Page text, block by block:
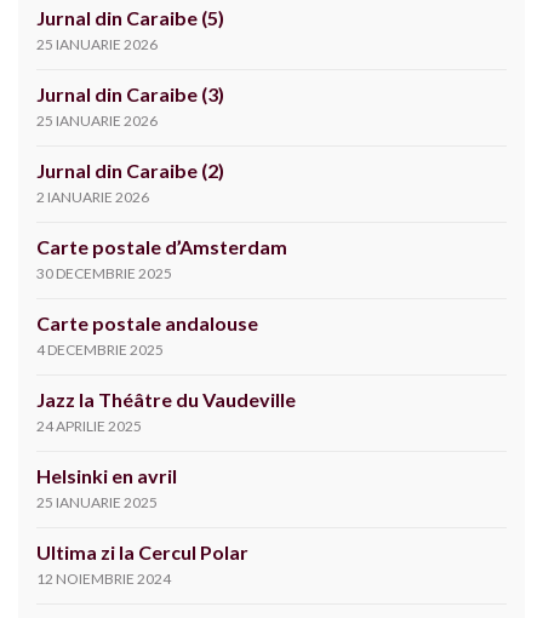
Jurnal din Caraibe (5)
25 IANUARIE 2026
Jurnal din Caraibe (3)
25 IANUARIE 2026
Jurnal din Caraibe (2)
2 IANUARIE 2026
Carte postale d’Amsterdam
30 DECEMBRIE 2025
Carte postale andalouse
4 DECEMBRIE 2025
Jazz la Théâtre du Vaudeville
24 APRILIE 2025
Helsinki en avril
25 IANUARIE 2025
Ultima zi la Cercul Polar
12 NOIEMBRIE 2024